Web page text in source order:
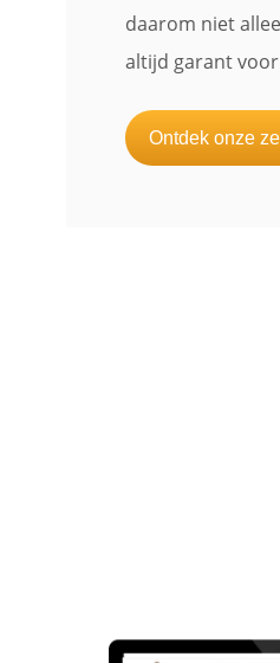
daarom niet
altijd garant
Ontdek onze